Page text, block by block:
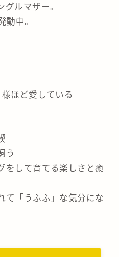
ルマザー。
中。
ほど愛している
う
をして育てる楽しさと癒
て「うふふ」な気分にな